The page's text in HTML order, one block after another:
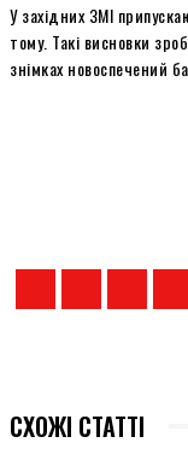
У західних ЗМІ
тому. Такі висновки
знімках новоспечений
СХОЖІ СТАТТІ